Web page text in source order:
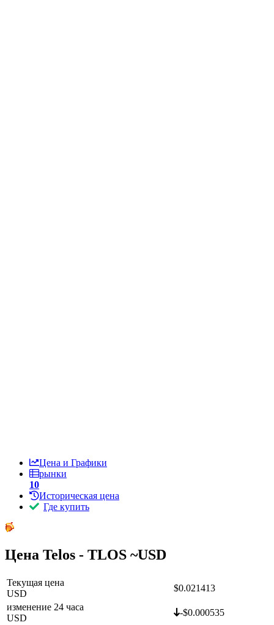
Цена и Графики
рынки
10
Историческая цена
Где купить
Цена Telos - TLOS ~USD
Текущая цена
USD
$0.021413
изменение 24 часа
USD
-$0.000535